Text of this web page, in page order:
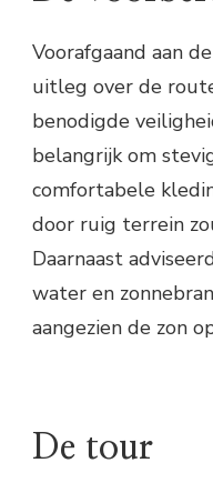
Voorafgaand aan
uitleg over de
benodigde
belangrijk om
comfortabele
door ruig terrein
Daarnaast
water en
aangezien de zon
De tour